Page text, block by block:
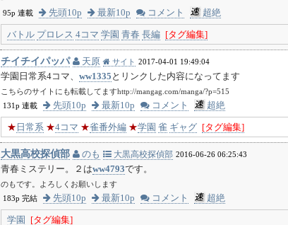
95p 連載
先頭10p 最新10p コメント 超絶
バトル プロレス 4コマ 学園 青春 長編 [タグ編集]
チイチイパッパ 天原 サイト 2017-04-01 19:49:04
学園日常系4コマ、 ww1335 とリンクした内容になってます
こちらのサイトにも転載してますhttp://mangag.com/manga/?p=515
131p 連載
先頭10p 最新10p コメント 超絶
★ 日常系 ★4コマ ★雀番外編 ★学園 雀 ギャグ [タグ編集]
大黒高校探偵部 のも 大黒高校探偵部 2016-06-26 06:25:43
青春ミステリー。２はww4793です。
のもです。よろしくお願いします
183p 完結
先頭10p 最新10p コメント 超絶
学園 [タグ編集]